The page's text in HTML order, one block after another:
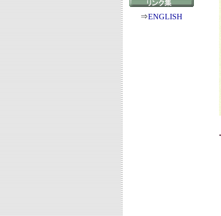
⇒ENGLISH